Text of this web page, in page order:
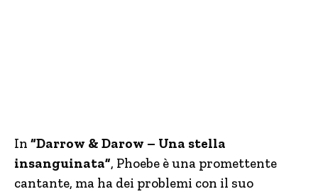
In “Darrow & Darow – Una stella
insanguinata”, Phoebe è una promettente
cantante, ma ha dei problemi con il suo